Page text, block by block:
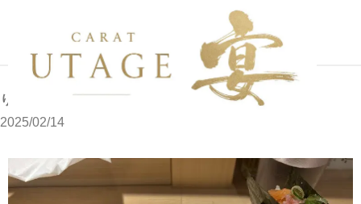
ホーム 写メブログ りさです
りさです
2025/02/14